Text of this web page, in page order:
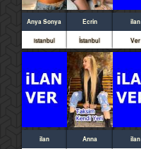
Anya Sonya
istanbul
Ecrin
İstanbul
ilan
Ver
ilan Anna ilan